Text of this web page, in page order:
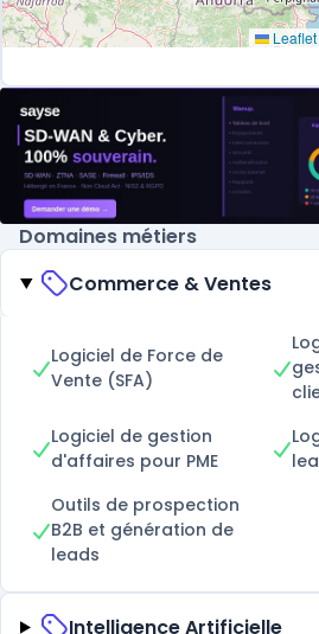
Leaflet
Domaines métiers
Commerce & Ventes
Logiciel de Force de
Vente (SFA)
Logiciel de gestion
d'affaires pour PME
Outils de prospection
B2B et génération de
leads
Intelligence Artificielle